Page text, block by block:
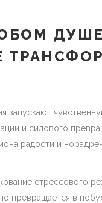
и силового
радости и
стрессового
превращается в